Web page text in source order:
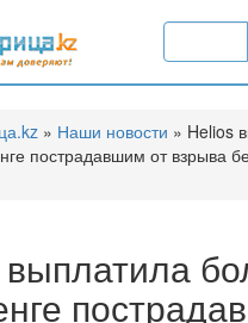
» Наши новости » Helios
пострадавшим от взрыва